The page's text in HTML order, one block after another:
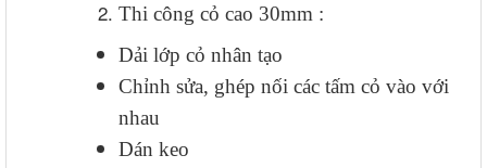
Thi công cỏ cao 30mm :
Dải lớp cỏ nhân tạo
Chỉnh sửa, ghép nối các tấm cỏ vào với
nhau
Dán keo